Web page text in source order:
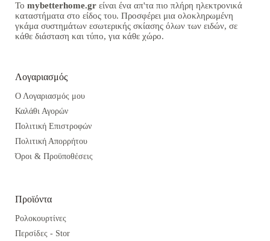
Το mybetterhome.gr είναι ένα απ'τα πιο πλήρη ηλεκτρονικά
καταστήματα στο είδος του. Προσφέρει μια ολοκληρωμένη
γκάμα συστημάτων εσωτερικής σκίασης όλων των ειδών, σε
κάθε διάσταση και τύπο, για κάθε χώρο.
Λογαριασμός
Ο Λογαριασμός μου
Καλάθι Αγορών
Πολιτική Επιστροφών
Πολιτική Απορρήτου
Όροι & Προϋποθέσεις
Προϊόντα
Ρολοκουρτίνες
Περσίδες - Stor